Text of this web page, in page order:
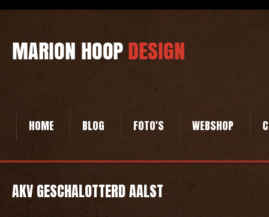
HOME BLOG FOTO'S WEBSHOP
AKV GESCHALOTTERD AALST